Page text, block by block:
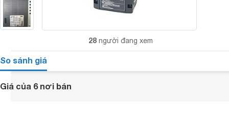
28 người đang xem
So sánh giá
Giá của 6 nơi bán